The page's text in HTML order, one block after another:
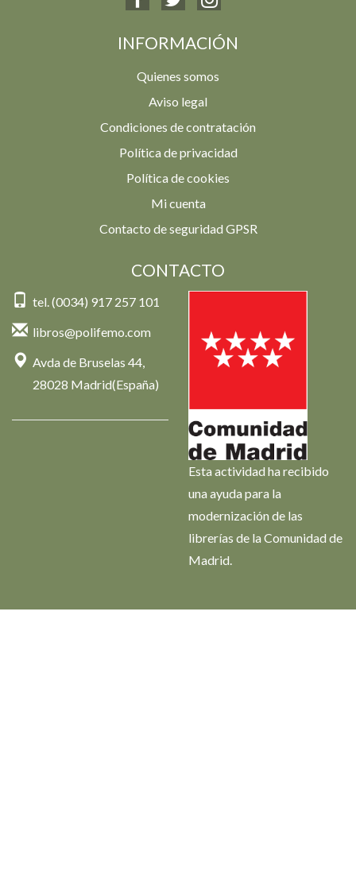
INFORMACIÓN
Quienes somos
Aviso legal
Condiciones de contratación
Política de privacidad
Política de cookies
Mi cuenta
Contacto de seguridad GPSR
CONTACTO
tel. (0034) 917 257 101
libros@polifemo.com
Avda de Bruselas 44,
28028 Madrid(España)
Esta actividad ha recibido
una ayuda para la
modernización de las
librerías de la Comunidad de
Madrid.